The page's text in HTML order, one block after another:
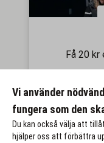
Få 20 kr
Tjäna
Vi använder
fungera som den
Du kan också välja att
hjälper oss att förbättra